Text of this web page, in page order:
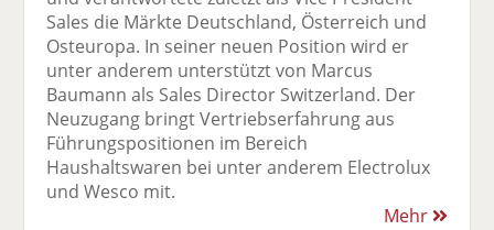
Sales die Märkte Deutschland, Österreich und
Osteuropa. In seiner neuen Position wird er
unter anderem unterstützt von Marcus
Baumann als Sales Director Switzerland. Der
Neuzugang bringt Vertriebserfahrung aus
Führungspositionen im Bereich
Haushaltswaren bei unter anderem Electrolux
und Wesco mit.
Mehr